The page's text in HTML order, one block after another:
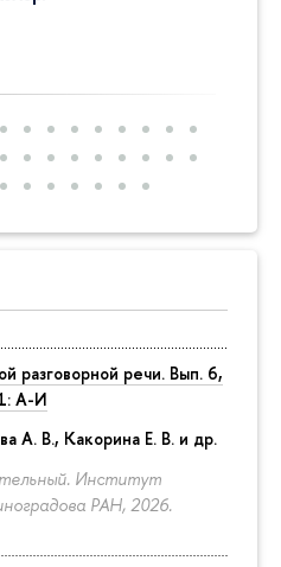
разговорной речи. Вып. 6,
А-И
А. В., Какорина Е. В. и др.
Институт
РАН, 2026.